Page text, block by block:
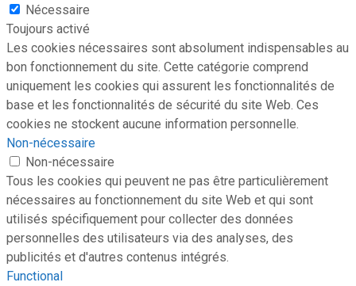
Nécessaire
Toujours activé
Les cookies nécessaires sont absolument indispensables au
bon fonctionnement du site. Cette catégorie comprend
uniquement les cookies qui assurent les fonctionnalités de
base et les fonctionnalités de sécurité du site Web. Ces
cookies ne stockent aucune information personnelle.
Non-nécessaire
Non-nécessaire
Tous les cookies qui peuvent ne pas être particulièrement
nécessaires au fonctionnement du site Web et qui sont
utilisés spécifiquement pour collecter des données
personnelles des utilisateurs via des analyses, des
publicités et d'autres contenus intégrés.
Functional